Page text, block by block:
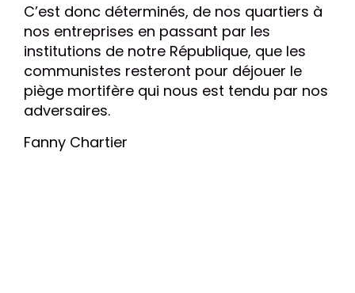
C’est donc déterminés, de nos quartiers à
nos entreprises en passant par les
institutions de notre République, que les
communistes resteront pour déjouer le
piège mortifère qui nous est tendu par nos
adversaires.
Fanny Chartier